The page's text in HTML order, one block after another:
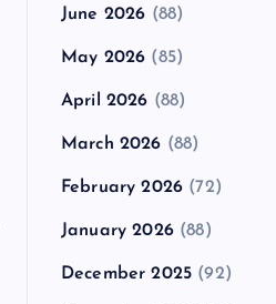
June 2026 (88)
May 2026 (85)
April 2026 (88)
March 2026 (88)
February 2026 (72)
January 2026(88)
December 2025 (92)